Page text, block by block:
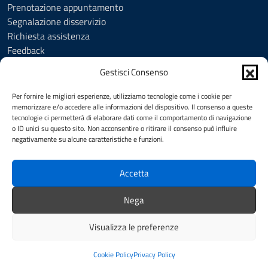
Gestisci Consenso
Per fornire le migliori esperienze, utilizziamo tecnologie come i cookie per
memorizzare e/o accedere alle informazioni del dispositivo. Il consenso a queste
tecnologie ci permetterà di elaborare dati come il comportamento di navigazione
o ID unici su questo sito. Non acconsentire o ritirare il consenso può influire
negativamente su alcune caratteristiche e funzioni.
Accetta
Nega
Visualizza le preferenze
Cookie PolicyPrivacy Policy
Prenotazione appuntamento
Segnalazione disservizio
Richiesta assistenza
Feedback
Informativa privacy
Cookie Policy (UE)
Social Media Policy
Note legali
SEGUICI SU
Facebook YouTube
Redazione Mappa del sito